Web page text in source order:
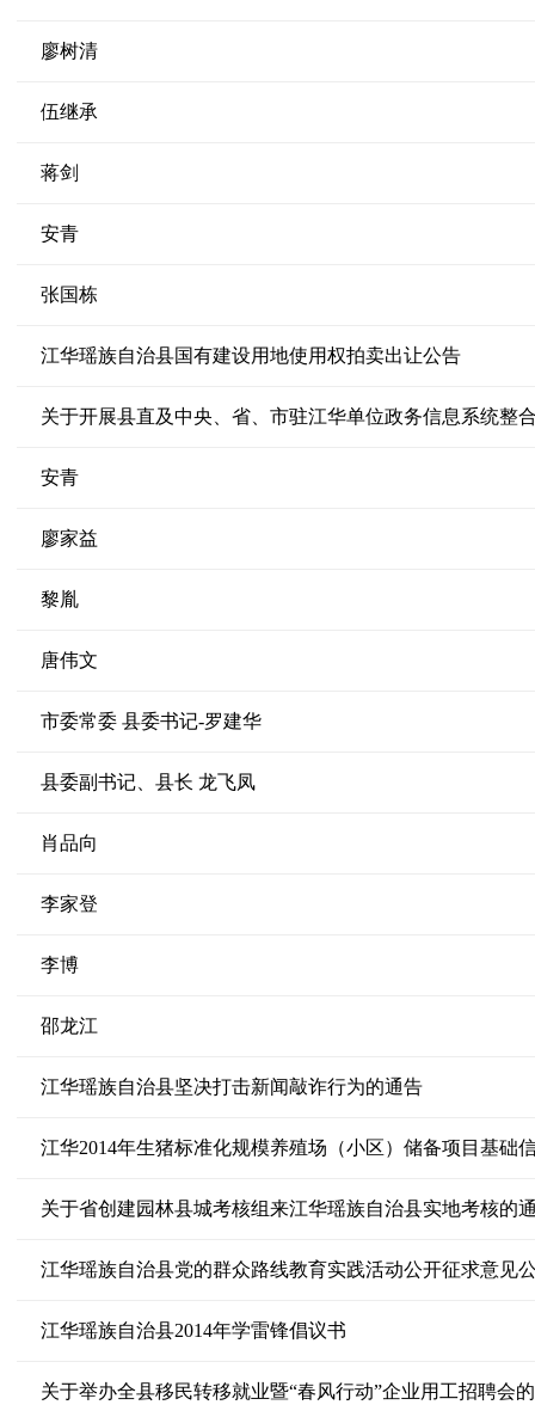
廖树清
伍继承
蒋剑
安青
张国栋
江华瑶族自治县国有建设用地使用权拍卖出让公告
关于开展县直及中央、省、市驻江华单位政务信息系统整
安青
廖家益
黎胤
唐伟文
市委常委 县委书记-罗建华
县委副书记、县长 龙飞凤
肖品向
李家登
李博
邵龙江
江华瑶族自治县坚决打击新闻敲诈行为的通告
江华2014年生猪标准化规模养殖场（小区）储备项目基础
关于省创建园林县城考核组来江华瑶族自治县实地考核的
江华瑶族自治县党的群众路线教育实践活动公开征求意见
江华瑶族自治县2014年学雷锋倡议书
关于举办全县移民转移就业暨“春风行动”企业用工招聘会